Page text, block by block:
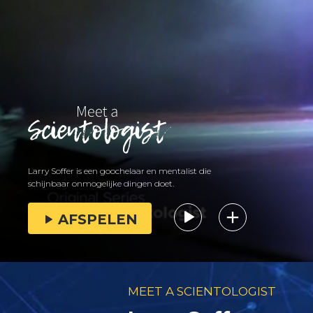
Larry Soffer is een goochelaar en mentalist die
schijnbaar onmogelijke dingen doet.
AFSPELEN
MEET A SCIENTOLOGIST